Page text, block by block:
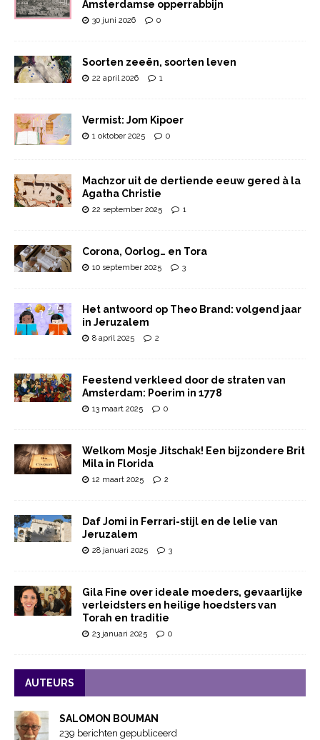
Amsterdamse opperrabbijn
30 juni 2026 0
Soorten zeeën, soorten leven
22 april 2026 1
Vermist: Jom Kipoer
1 oktober 2025 0
Machzor uit de dertiende eeuw gered à la
Agatha Christie
22 september 2025 1
Corona, Oorlog… en Tora
10 september 2025 3
Het antwoord op Theo Brand: volgend jaar
in Jeruzalem
8 april 2025 2
Feestend verkleed door de straten van
Amsterdam: Poerim in 1778
13 maart 2025 0
Welkom Mosje Jitschak! Een bijzondere Brit
Mila in Florida
12 maart 2025 2
Daf Jomi in Ferrari-stijl en de lelie van
Jeruzalem
28 januari 2025 3
Gila Fine over ideale moeders, gevaarlijke
verleidsters en heilige hoedsters van
Torah en traditie
23 januari 2025 0
AUTEURS
SALOMON BOUMAN
239 berichten gepubliceerd